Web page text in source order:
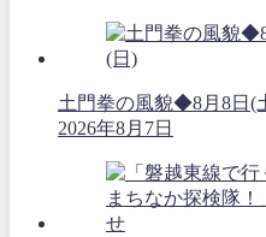
土門拳の風貌◆8月8日(
2026年8月7日